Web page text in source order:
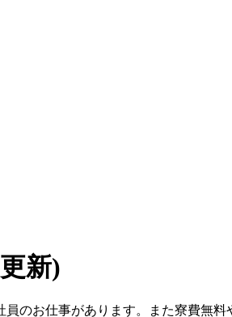
新)
のお仕事があります。また寮費無料